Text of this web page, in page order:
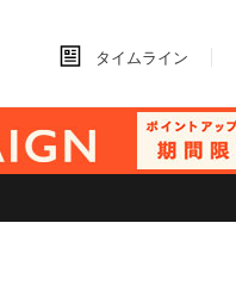
タイムライン